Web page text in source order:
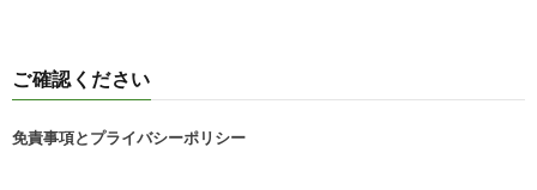
ご確認ください
免責事項とプライバシーポリシー